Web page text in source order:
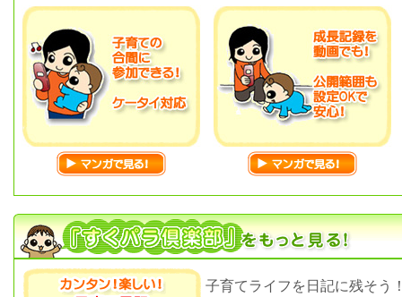
子育てライフを日記に残そう